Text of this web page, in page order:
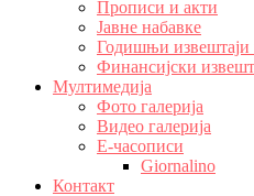
Прописи и акти
Јавне набавке
Годишњи извештаји
Финансијски
Мултимедија
Фото галерија
Видео галерија
Е-часописи
Giornalino
Контакт